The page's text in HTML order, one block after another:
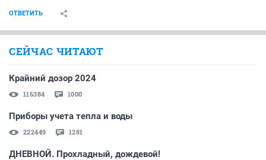
ОТВЕТИТЬ
СЕЙЧАС ЧИТАЮТ
Крайний дозор 2024
116384 1000
Приборы учета тепла и воды
222449 1281
ДНЕВНОЙ. Прохладный, дождевой!